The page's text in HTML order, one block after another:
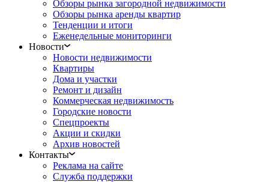
Обзоры рынка загородной недвижимости
Обзоры рынка аренды квартир
Тенденции и итоги
Еженедельные мониторинги
Новости
Новости недвижимости
Квартиры
Дома и участки
Ремонт и дизайн
Коммерческая недвижимость
Городские новости
Спецпроекты
Акции и скидки
Архив новостей
Контакты
Реклама на сайте
Служба поддержки